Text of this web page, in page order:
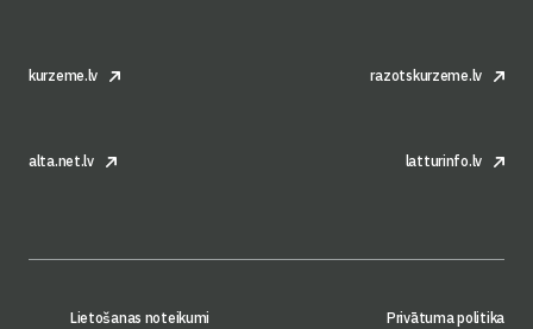
kurzeme.lv razotskurzeme.lv
alta.net.lv latturinfo.lv
Lietošanas noteikumi Privātuma politika